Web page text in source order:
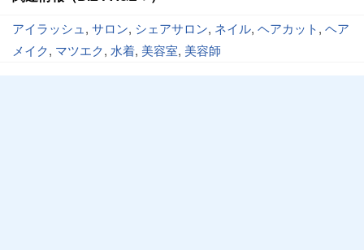
アイラッシュ , サロン, シェアサロン, ネイル, ヘアカット, ヘア
メイク, マツエク, 水着, 美容室, 美容師